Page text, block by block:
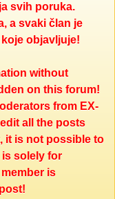
svih poruka.
a svaki član je
objavljuje!
without
on this forum!
from EX-
all the posts
it is not possible to
solely for
is